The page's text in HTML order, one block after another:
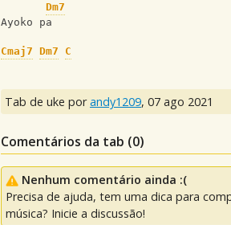
Dm7
Ayoko pa
Cmaj7 Dm7 C
Tab de uke porandy1209, 07 ago 2021
Comentários da tab (0)
Nenhum comentário ainda :(
Precisa de ajuda, tem uma dica para
música? Inicie a discussão!